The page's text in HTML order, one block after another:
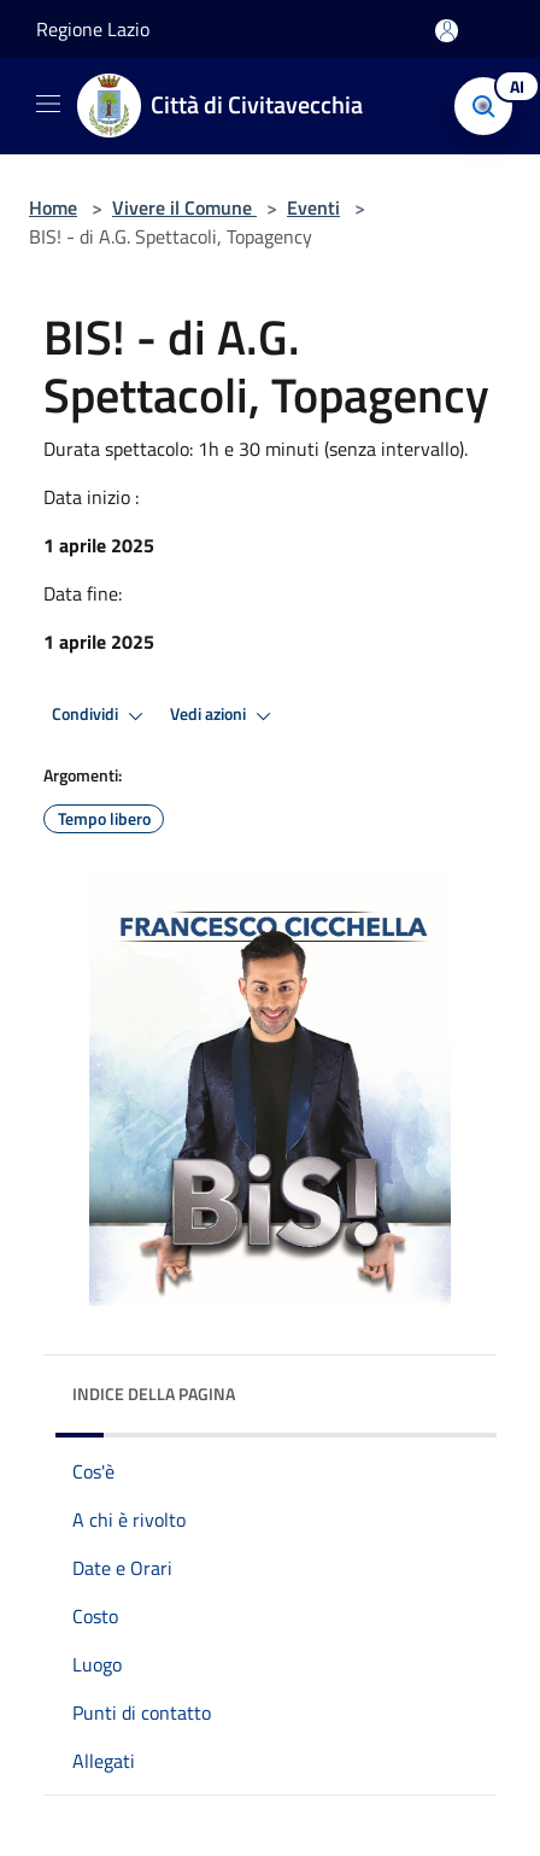
Regione Lazio
Città di Civitavecchia AI
Home > Vivere il Comune > Eventi >
BIS! - di A.G. Spettacoli, Topagency
BIS! - di A.G.
Spettacoli, Topagency
Durata spettacolo: 1h e 30 minuti (senza intervallo).
Data inizio :
1 aprile 2025
Data fine:
1 aprile 2025
Condividi Vedi azioni
Argomenti:
Tempo libero
INDICE DELLA PAGINA
Cos'è
A chi è rivolto
Date e Orari
Costo
Luogo
Punti di contatto
Allegati